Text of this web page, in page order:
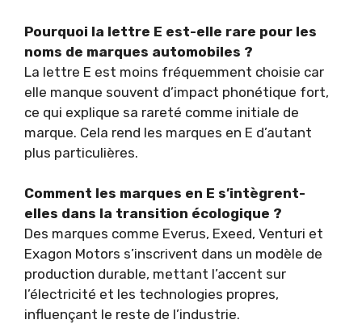
Pourquoi la lettre E est-elle rare pour les
noms de marques automobiles ?
La lettre E est moins fréquemment choisie car
elle manque souvent d’impact phonétique fort,
ce qui explique sa rareté comme initiale de
marque. Cela rend les marques en E d’autant
plus particulières.
Comment les marques en E s’intègrent-
elles dans la transition écologique ?
Des marques comme Everus, Exeed, Venturi et
Exagon Motors s’inscrivent dans un modèle de
production durable, mettant l’accent sur
l’électricité et les technologies propres,
influençant le reste de l’industrie.